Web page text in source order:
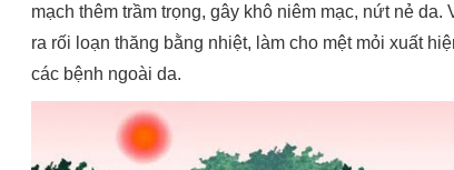
mạch thêm trầm trọng, gây khô niêm mạc, nứt nẻ
ra rối loạn thăng bằng nhiệt, làm cho mệt mỏi xuất
các bệnh ngoài da.